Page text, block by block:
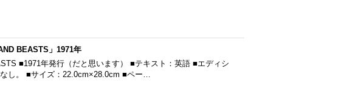
BEASTS」1971年
■1971年発行（だと思います） ■テキスト：英語 ■エディシ
し。 ■サイズ：22.0cm×28.0cm ■ペー…